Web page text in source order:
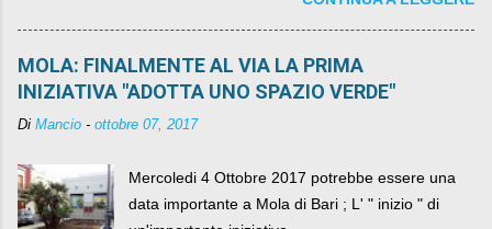
MOLA: FINALMENTE AL VIA LA PRIMA
INIZIATIVA "ADOTTA UNO SPAZIO VERDE"
Di Mancio - ottobre 07, 2017
Mercoledi 4 Ottobre 2017 potrebbe essere una
data importante a Mola di Bari ; L' " inizio " di